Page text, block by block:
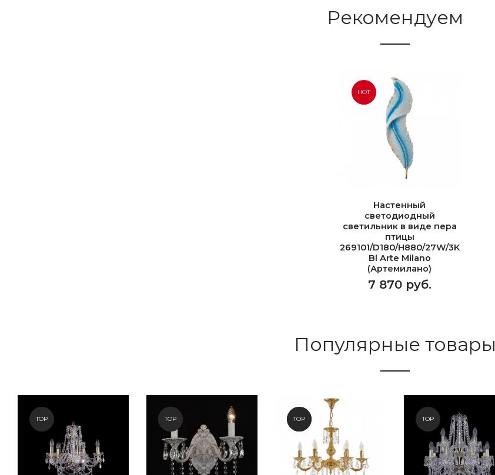
Рекомендуем
HOT
Настенный
светодиодный
светильник в виде пера
птицы
269101/D180/H880/27W/3K
Bl Arte Milano
(Артемилано)
7 870 руб.
Популярные товары
TOP NEW
TOP NEW
TOP TOP